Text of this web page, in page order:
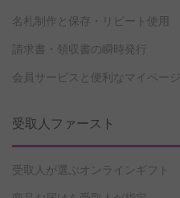
名札制作と保存・リピート使用
請求書・領収書の瞬時発行
会員サービスと便利なマイページ
受取人ファースト
受取人が選ぶオンラインギフト